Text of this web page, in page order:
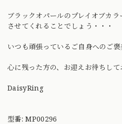
ブラックオパールのプレイオブカ
させてくれることでしょう・・・
いつも頑張っているご自身へのご
心に残った方の、お迎えお待ちして
DaisyRing
型番: MP00296